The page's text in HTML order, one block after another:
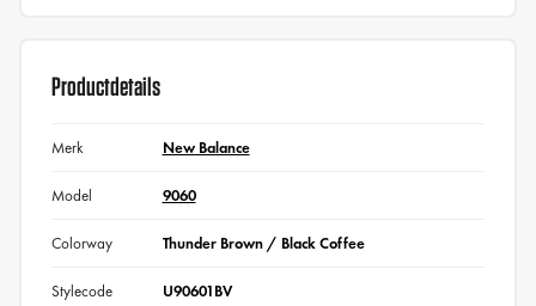
Productdetails
Merk New Balance
Model 9060
Colorway Thunder Brown / Black Coffee
Stylecode U90601BV